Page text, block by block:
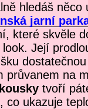
hledáš
jarní
které skvěle
Její
průvanem na
tvoří
co ukazuje